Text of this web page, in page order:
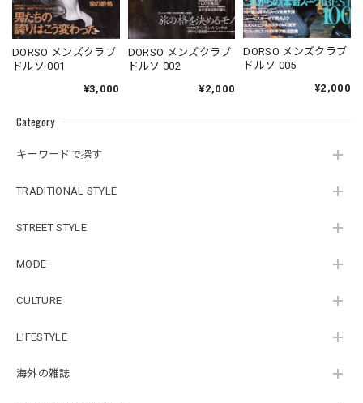
Category
キーワードで探す
TRADITIONAL STYLE
STREET STYLE
MODE
CULTURE
LIFESTYLE
海外の雑誌
DORSO メンズクラブ
ドルソ 001
¥3,000
DORSO メンズクラブ
ドルソ 002
¥2,000
DORSO メンズクラブ
ドルソ 005
¥2,000